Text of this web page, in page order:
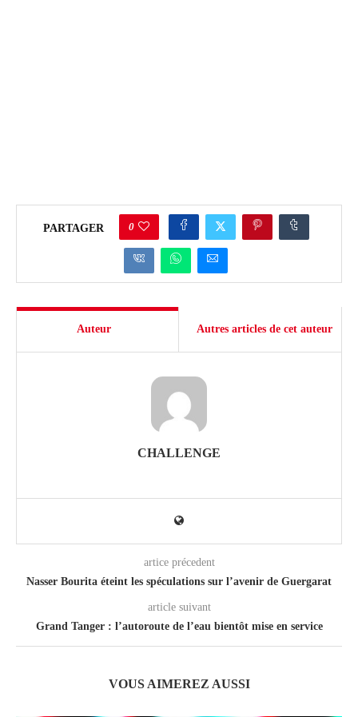
PARTAGER 0
Auteur Autres articles de cet auteur
CHALLENGE
artice précedent
Nasser Bourita éteint les spéculations sur l’avenir de Guergarat
article suivant
Grand Tanger : l’autoroute de l’eau bientôt mise en service
VOUS AIMEREZ AUSSI